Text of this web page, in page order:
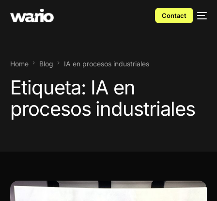
Contact
Home Blog IA en procesos industriales
Etiqueta: IA en
procesos industriales